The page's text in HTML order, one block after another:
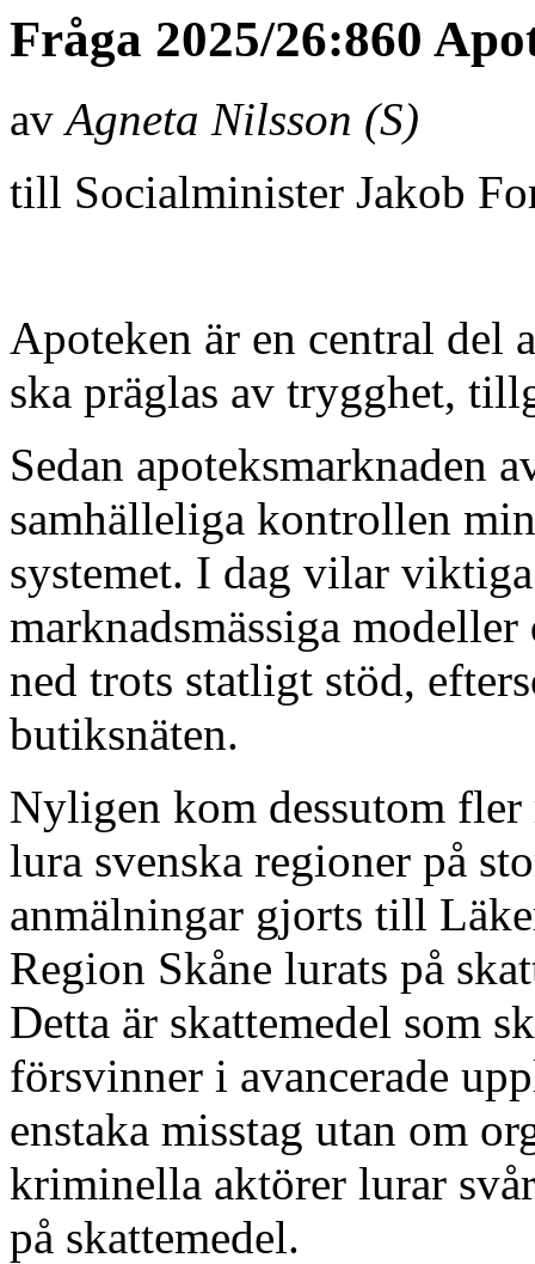
Fråga 2025/26:860
avAgneta Nilsson (S)
till Socialminister Jakob
Apoteken är en central del
ska präglas av trygghet,
Sedan apoteksmarknaden
samhälleliga kontrollen
systemet. I dag vilar
marknadsmässiga
ned trots statligt stöd,
butiksnäten.
Nyligen kom dessutom
lura svenska regioner på
anmälningar gjorts till
Region Skåne lurats på
Detta är skattemedel som
försvinner i avancerade
enstaka misstag utan om
kriminella aktörer lurar
på skattemedel.